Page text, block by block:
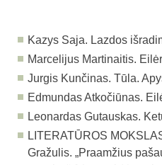
Kazys Saja. Lazdos
Marcelijus Martinaitis.
Jurgis Kunčinas. Tūla.
Edmundas Atkočiūnas.
Leonardas Gutauskas.
LITERATŪROS
Gražulis. „Praamžius